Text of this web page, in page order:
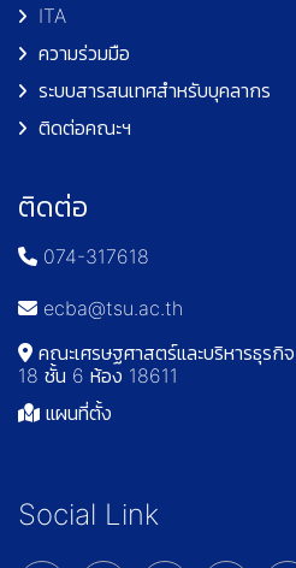
ITA
ความร่วมมือ
ระบบสารสนเทศสำหรับบุคลากร
ติดต่อคณะฯ
ติดต่อ
074-317618
ecba@tsu.ac.th
คณะเศรษฐศาสตร์และบริหารธุร
18 ชั้น 6 ห้อง 18611
แผนที่ตั้ง
Social Link